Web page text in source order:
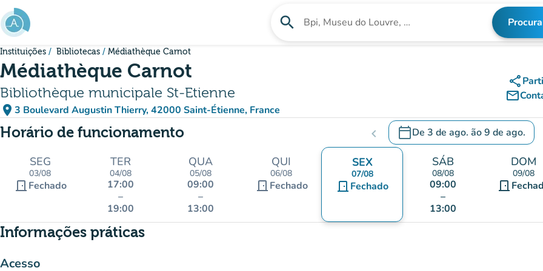
Ir para o conteúdo principal
search Procura uma instituição
Instituições Bibliotecas Médiathèque Carnot
Médiathèque Carnot
Bibliothèque municipale St-Etienne
place 3 Boulevard Augustin Thierry, 42000 Saint-Étienne, France
(abrir no Google Maps)
(novo separador)
share
mail_outline
Horário de funcionamento chevron_left calendar_todayDe 3 de ago. ão9 de ago.
.Abra o calendário para alterar as
SEG
03/08
door_front Fechado
TER
04/08
17:00
–
19:00
QUA
05/08
09:00
–
13:00
QUI
06/08
door_front Fechado
SEX
07/08
door_front Fechado
SÁB
08/08
09:00
–
13:00
DOM
09/08
door_front
Informações práticas
Acesso